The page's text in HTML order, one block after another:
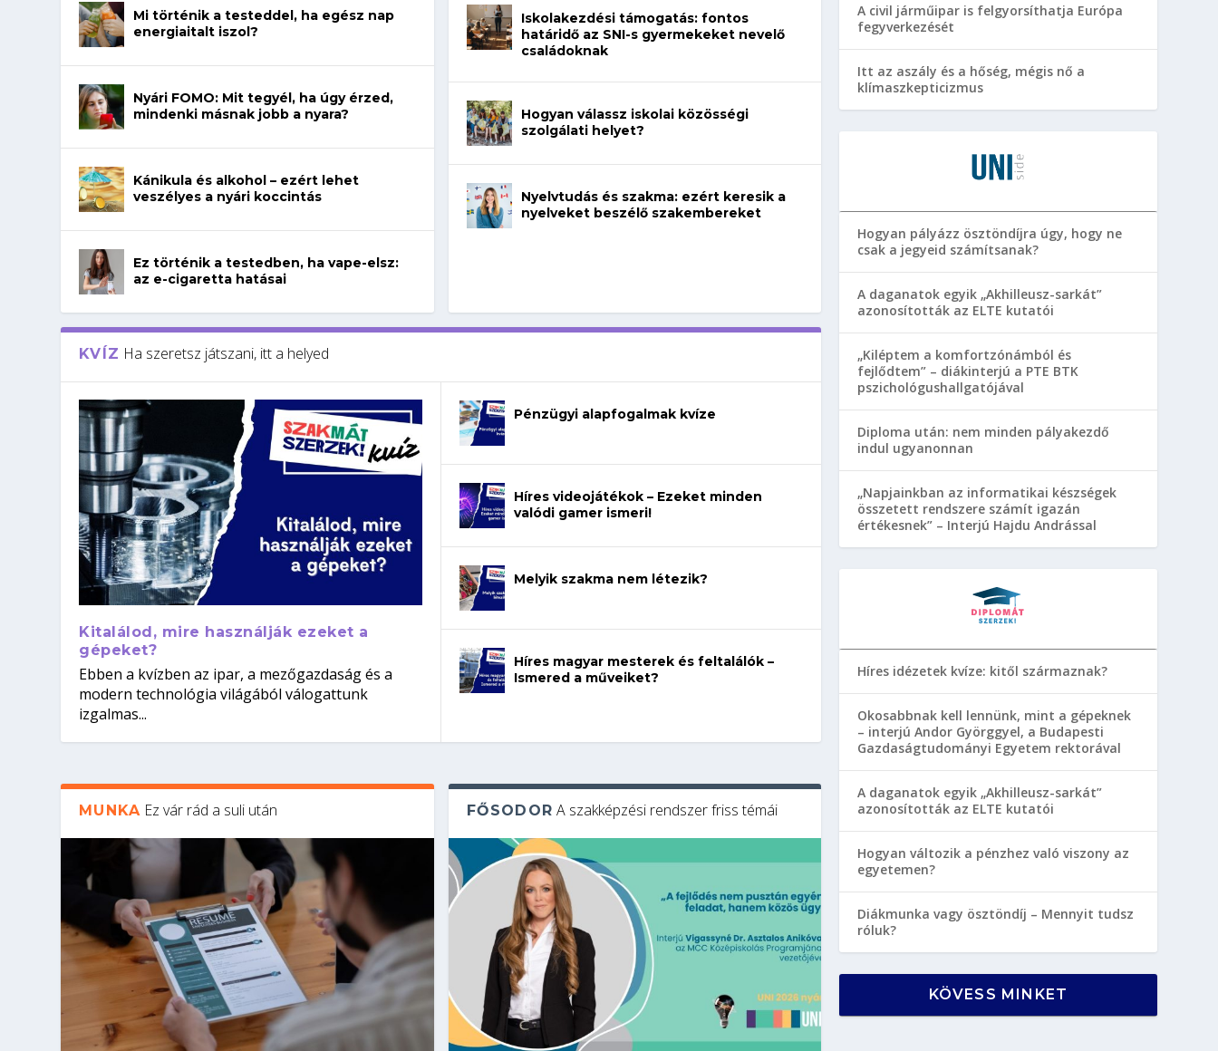
Mi történik a testeddel, ha egész nap
energiaitalt iszol?
Nyári FOMO: Mit tegyél, ha úgy érzed,
mindenki másnak jobb a nyara?
Kánikula és alkohol – ezért lehet
veszélyes a nyári koccintás
Ez történik a testedben, ha vape-elsz:
az e-cigaretta hatásai
Iskolakezdési támogatás: fontos
határidő az SNI-s gyermekeket nevelő
családoknak
Hogyan válassz iskolai közösségi
szolgálati helyet?
Nyelvtudás és szakma: ezért keresik a
nyelveket beszélő szakembereket
KVÍZ Ha szeretsz játszani, itt a helyed
Kitalálod, mire használják ezeket a
gépeket?
Ebben a kvízben az ipar, a mezőgazdaság és a
modern technológia világából válogattunk
izgalmas...
Pénzügyi alapfogalmak kvíze
Híres videojátékok – Ezeket minden
valódi gamer ismeri!
Melyik szakma nem létezik?
Híres magyar mesterek és feltalálók –
Ismered a műveiket?
MUNKA Ez vár rád a suli után FŐSODOR A szakképzési rendszer friss témái
A civil járműipar is felgyorsíthatja Európa
fegyverkezését
Itt az aszály és a hőség, mégis nő a
klímaszkepticizmus
Hogyan pályázz ösztöndíjra úgy, hogy ne
csak a jegyeid számítsanak?
A daganatok egyik „Akhilleusz-sarkát”
azonosították az ELTE kutatói
„Kiléptem a komfortzónámból és
fejlődtem” – diákinterjú a PTE BTK
pszichológushallgatójával
Diploma után: nem minden pályakezdő
indul ugyanonnan
„Napjainkban az informatikai készségek
összetett rendszere számít igazán
értékesnek” – Interjú Hajdu Andrással
Híres idézetek kvíze: kitől származnak?
Okosabbnak kell lennünk, mint a gépeknek
– interjú Andor Györggyel, a Budapesti
Gazdaságtudományi Egyetem rektorával
A daganatok egyik „Akhilleusz-sarkát”
azonosították az ELTE kutatói
Hogyan változik a pénzhez való viszony az
egyetemen?
Diákmunka vagy ösztöndíj – Mennyit tudsz
róluk?
KÖVESS MINKET